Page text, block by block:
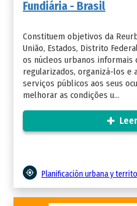
Fundiária - Brasil
Constituem objetivos da
União, Estados, Distrito
os núcleos urbanos informais
regularizados, organizá-los e
serviços públicos aos seus
melhorar as condições u...
Planificación urbana y